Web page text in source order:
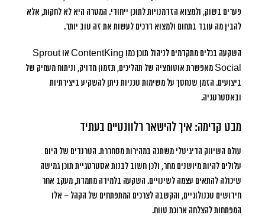
פערים בשוק, ולמצוא הזדמנויות לתוכן ייחודי. המטרה היא לא לחקות, אלא
להבין מה עובד בתחום ולמצוא דרכים לעשות את זה טוב יותר.
השקעה בכלים מתקדמים לניהול תוכן כמו ContentKing או Sprout
Social מאפשרת אוטומציה של תהליכים, תזמון מדויק, וניתוח מעמיק של
ביצועים. הזמן שנחסך על משימות טכניות ניתן להשקיע ביצירתיות
ובאסטרטגיה.
מבט קדימה: איך להישאר רלוונטיים בעתיד
עולם השיווק הדיגיטלי משתנה במהירות מסחררת. הטרנדים של היום
עלולים להיות מיושנים מחר, ולכן חשוב לבנות אסטרטגיית תוכן גמישה
שיכולה להתאים עצמה לשינויים. השקעה בלמידה מתמדת, מעקב אחר
חידושים טכנולוגיים, והקשבה לצרכים המתפתחים של הקהל – אלו
המפתחות להצלחה ארוכת טווח.